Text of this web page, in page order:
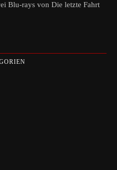
Blu-rays von Die letzte Fahrt